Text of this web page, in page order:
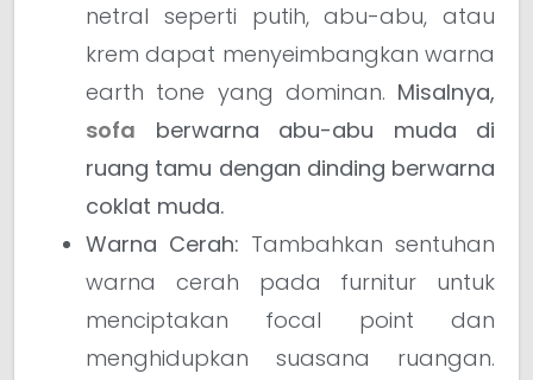
netral seperti putih, abu-abu, atau
krem dapat menyeimbangkan warna
earth tone yang dominan. Misalnya,
sofa berwarna abu-abu muda di
ruang tamu dengan dinding berwarna
coklat muda.
Warna Cerah: Tambahkan sentuhan
warna cerah pada furnitur untuk
menciptakan focal point dan
menghidupkan suasana ruangan.